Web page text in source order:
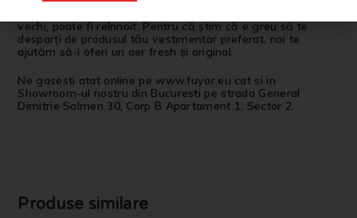
vechi, poate fi reînnoit. Pentru că știm că e greu să te
desparți de produsul tău vestimentar preferat, noi te
ajutăm să-i oferi un aer fresh și original.
Ne gasesti atat online pe www.fuyor.eu cat si in
Showroom-ul nostru din Bucuresti pe strada General
Dimitrie Salmen 30, Corp B Apartament 1, Sector 2.
Produse similare